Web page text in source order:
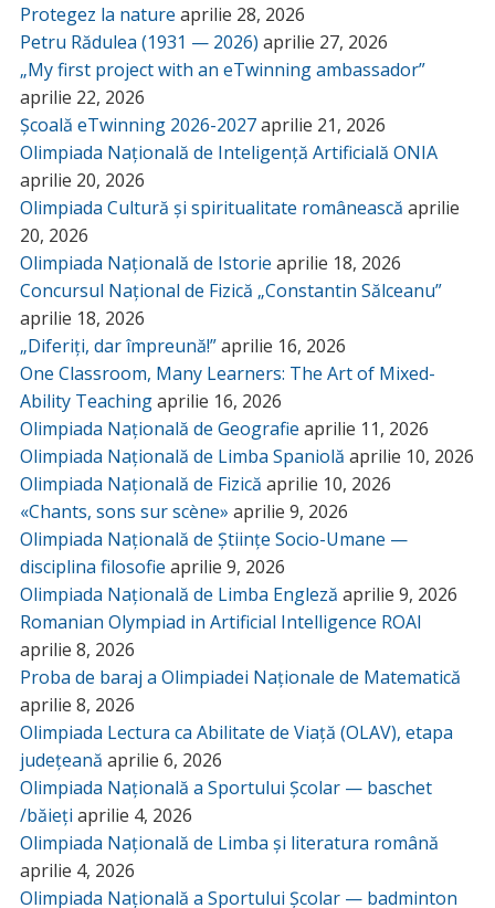
Protegez la nature aprilie 28, 2026
Petru Rădulea (1931 — 2026) aprilie 27, 2026
„My first project with an eTwinning ambassador”
aprilie 22, 2026
Școală eTwinning 2026-2027aprilie 21, 2026
Olimpiada Națională de Inteligență Artificială ONIA
aprilie 20, 2026
Olimpiada Cultură și spiritualitate românească aprilie
20, 2026
Olimpiada Națională de Istorie aprilie 18, 2026
Concursul Național de Fizică „Constantin Sălceanu”
aprilie 18, 2026
„Diferiți, dar împreună!”aprilie 16, 2026
One Classroom, Many Learners: The Art of Mixed-
Ability Teachingaprilie 16, 2026
Olimpiada Națională de Geografie aprilie 11, 2026
Olimpiada Națională de Limba Spaniolă aprilie 10, 2026
Olimpiada Națională de Fizică aprilie 10, 2026
«Chants, sons sur scène» aprilie 9, 2026
Olimpiada Națională de Științe Socio-Umane —
disciplina filosofie aprilie 9, 2026
Olimpiada Națională de Limba Engleză aprilie 9, 2026
Romanian Olympiad in Artificial Intelligence ROAI
aprilie 8, 2026
Proba de baraj a Olimpiadei Naționale de Matematică
aprilie 8, 2026
Olimpiada Lectura ca Abilitate de Viață (OLAV), etapa
județeană aprilie 6, 2026
Olimpiada Națională a Sportului Școlar — baschet
/băieți aprilie 4, 2026
Olimpiada Națională de Limba și literatura română
aprilie 4, 2026
Olimpiada Națională a Sportului Școlar — badminton